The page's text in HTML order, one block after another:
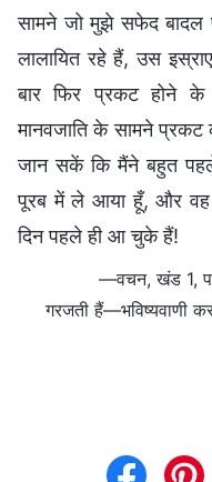
सामने जो मुझे सफेद
लालायित रहे हैं, उस
बार फिर प्रकट होने
मानवजाति के सामने प्रकट
जान सकें कि मैंने बहुत
पूरब में ले आया हूँ, और वह
दिन पहले ही आ चुके हैं!
—वचन, खंड 1,
गरजती हैं—भविष्यवाणी